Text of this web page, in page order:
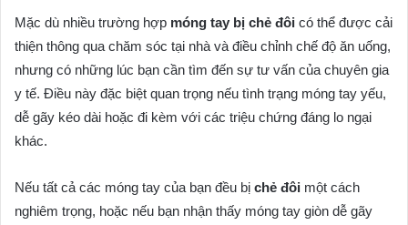
Mặc dù nhiều trường hợp móng tay bị chẻ đôi có thể được cải
thiện thông qua chăm sóc tại nhà và điều chỉnh chế độ ăn uống,
nhưng có những lúc bạn cần tìm đến sự tư vấn của chuyên gia
y tế. Điều này đặc biệt quan trọng nếu tình trạng móng tay yếu,
dễ gãy kéo dài hoặc đi kèm với các triệu chứng đáng lo ngại
khác.
Nếu tất cả các móng tay của bạn đều bị chẻ đôi một cách
nghiêm trọng, hoặc nếu bạn nhận thấy móng tay giòn dễ gãy